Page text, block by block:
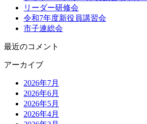
リーダー研修会
令和7年度新役員講習会
市子連総会
最近のコメント
アーカイブ
2026年7月
2026年6月
2026年5月
2026年4月